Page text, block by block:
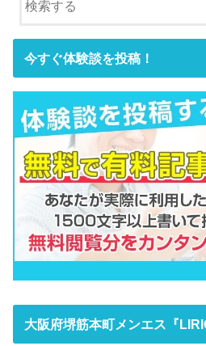
今すぐ体験談を投稿！
大阪府堺筋本町メンエス『